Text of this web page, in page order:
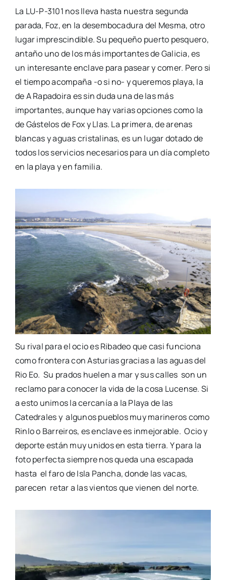
La LU-P-3101 nos lleva hasta nuestra segunda
parada, Foz, en la desembocadura del Mesma, otro
lugar imprescindible. Su pequeño puerto pesquero,
antaño uno de los más importantes de Galicia, es
un interesante enclave para pasear y comer. Pero si
el tiempo acompaña -o si no- y queremos playa, la
de ARapadoira es sin duda una de las más
importantes, aunque hay varias opciones como la
de Gástelos de Fox yLlas. La primera, de arenas
blancas y aguas cristalinas, es un lugar dotado de
todos los servicios necesarios para un día completo
en la playa y en familia.
Su rival parael ocio es Ribadeoque casifunciona
como frontera con Asturias gracias a las aguas del
Rio Eo.Su prados huelen a mar y suscalles son un
reclamo para conocer la vida de la cosa Lucense. Si
a esto unimos la cercanía a la Playa de las
Catedralesy algunospueblos muy marineros como
Rinloo Barreiros, es enclave es inmejorable. Ocio y
deporte están muy unidos en esta tierra. Y para la
foto perfecta siempre nos queda una escapada
hasta elfaro de Isla Pancha, donde las vacas,
parecen retara las vientosque vienen del norte.